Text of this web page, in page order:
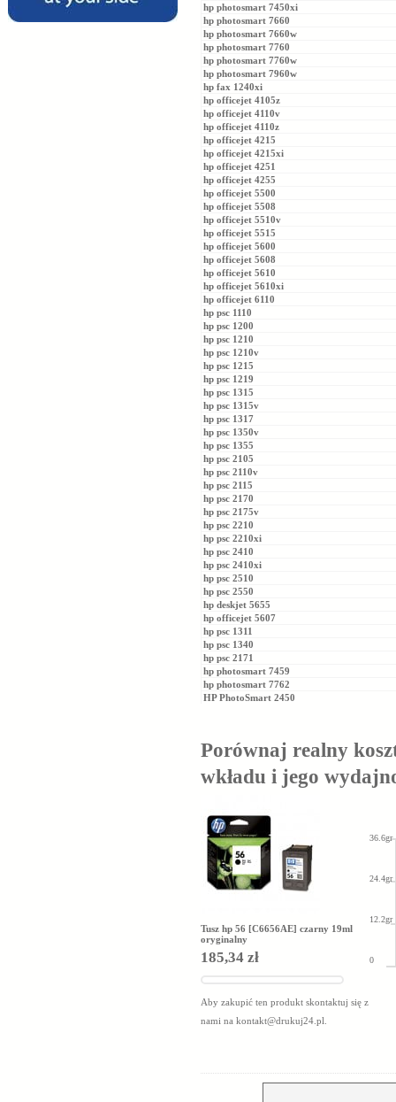
hp photosmart 7450xi
hp photosmart 7660
hp photosmart 7660w
hp photosmart 7760
hp photosmart 7760w
hp photosmart 7960w
hp fax 1240xi
hp officejet 4105z
hp officejet 4110v
hp officejet 4110z
hp officejet 4215
hp officejet 4215xi
hp officejet 4251
hp officejet 4255
hp officejet 5500
hp officejet 5508
hp officejet 5510v
hp officejet 5515
hp officejet 5600
hp officejet 5608
hp officejet 5610
hp officejet 5610xi
hp officejet 6110
hp psc 1110
hp psc 1200
hp psc 1210
hp psc 1210v
hp psc 1215
hp psc 1219
hp psc 1315
hp psc 1315v
hp psc 1317
hp psc 1350v
hp psc 1355
hp psc 2105
hp psc 2110v
hp psc 2115
hp psc 2170
hp psc 2175v
hp psc 2210
hp psc 2210xi
hp psc 2410
hp psc 2410xi
hp psc 2510
hp psc 2550
hp deskjet 5655
hp officejet 5607
hp psc 1311
hp psc 1340
hp psc 2171
hp photosmart 7459
hp photosmart 7762
HP PhotoSmart 2450
Porównaj realny
wkładu i jego
Tusz hp 56 [C6656AE] czarny 19ml
oryginalny
185,34 zł
Aby zakupić ten produkt skontaktuj się z
nami na kontakt@drukuj24.pl
36.6gr
24.4gr
12.2gr
0